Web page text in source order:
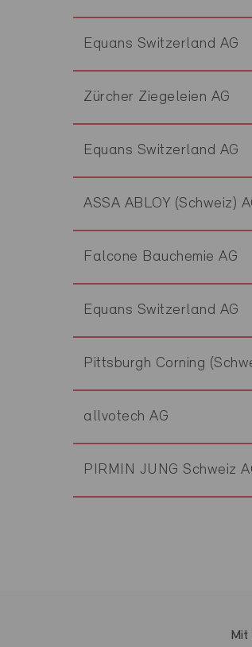
Equans Switzerland AG
Zürcher Ziegeleien AG
Equans Switzerland AG
ASSA ABLOY (Schweiz)
Falcone Bauchemie AG
Equans Switzerland AG
Pittsburgh Corning
allvotech AG
PIRMIN JUNG Schweiz
Mit